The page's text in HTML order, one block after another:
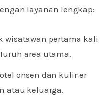
layanan lengkap:
wisatawan pertama kali
area utama.
onsen dan kuliner
atau keluarga.